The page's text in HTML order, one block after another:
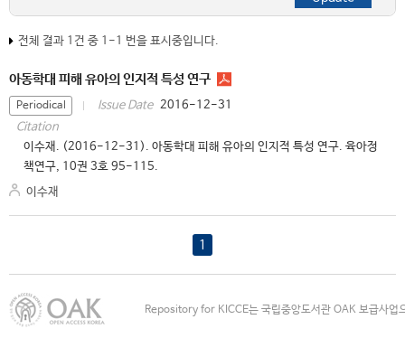
전체 결과 1건 중 1-1 번을 표시중입니다.
아동학대 피해 유아의 인지적 특성 연구
Periodical Issue Date 2016-12-31
Citation
이수재. (2016-12-31). 아동학대 피해 유아의 인지적 특성 연구. 육아정
책연구, 10권 3호 95-115.
이수재
1
Repository for KICCE는 국립중앙도서관 OAK 보급사업